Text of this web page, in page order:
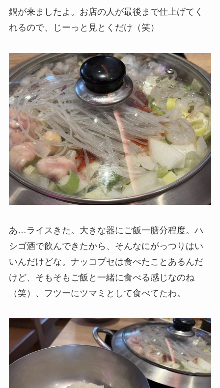
鍋が来ましたよ。お店の人が最後まで仕上げてく
れるので、じーっと見とくだけ（笑）
あ…ライスきた。大きな器にご飯一膳分程度。ハ
シゴ酒で飲んできたから、そんなにがっつりはい
いんだけどな。ナッコプセは食べたことあるんだ
けど、そもそもご飯と一緒に食べる感じなのね
（笑）、フツーにツマミとして食べてたわ。